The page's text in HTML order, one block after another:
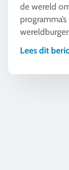
de wereld
tot leven op
Lees dit